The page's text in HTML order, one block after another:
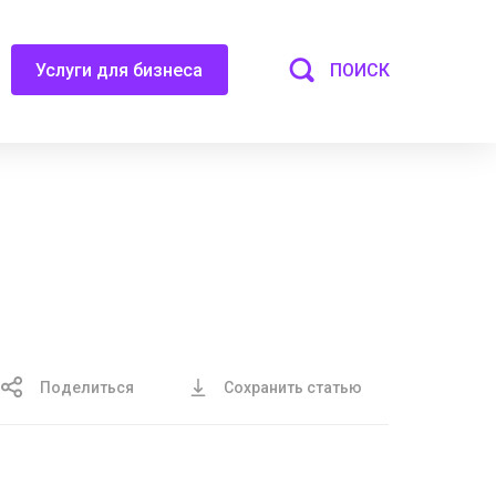
Услуги для бизнеса ПОИСК
Поделиться Сохранить статью